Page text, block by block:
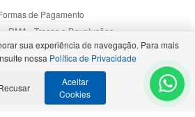
de Pagamento
RMA - Trocas e Devoluções
Termos de Uso Site Seguro
- Veja todas as Parcerias Premiadas
sua experiência de navegação. Para mais
nossa Política de Privacidade
Aceitar
Cookies